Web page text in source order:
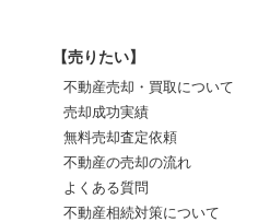
【売りたい】
不動産売却・買取について
売却成功実績
無料売却査定依頼
不動産の売却の流れ
よくある質問
不動産相続対策について